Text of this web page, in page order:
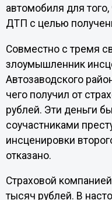
автомобиля для
ДТП с целью
Совместно с тремя
злоумышленник
Автозаводского
чего получил от
рублей. Эти деньги
соучастниками
инсценировки
отказано.
Страховой
тысяч рублей. В